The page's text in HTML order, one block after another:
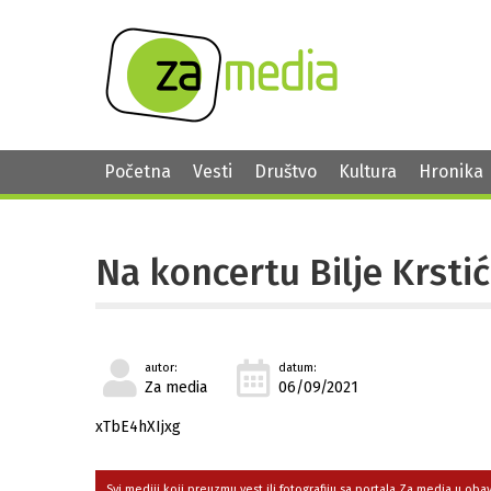
Početna Vesti Društvo Kultura Hronika
Na koncertu Bilje
autor:
Za media
datum:
06/09/2021
xTbE4hXIjxg